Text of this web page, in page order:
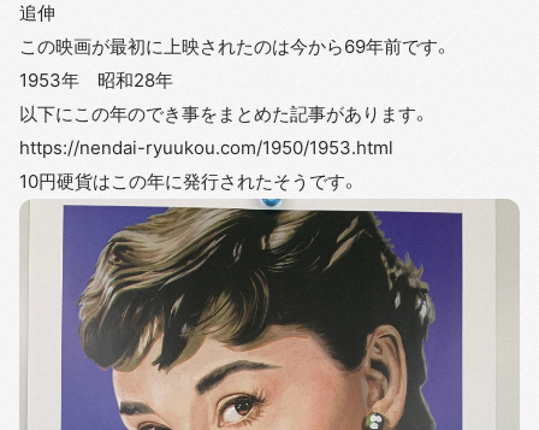
追伸
この映画が最初に上映されたのは今から69年前です。
1953年 昭和28年
以下にこの年のでき事をまとめた記事があります。
https://nendai-ryuukou.com/1950/1953.html
10円硬貨はこの年に発行されたそうです。